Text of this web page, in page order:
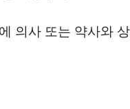
의사 또는 약사와